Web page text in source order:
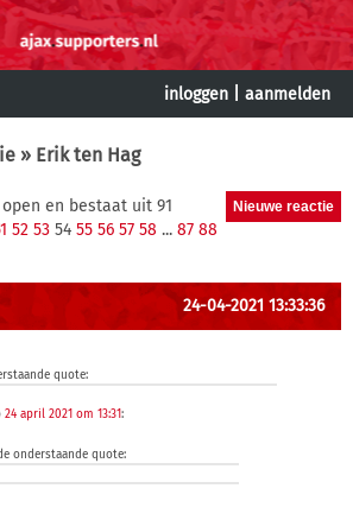
inloggen aanmelden
» Erik ten Hag
en bestaat uit 91
52 53 54 55 56 57 58 ... 87 88
24-04-2021 13:33:36
quote:
24 april 2021 om 13:31:
onderstaande quote: